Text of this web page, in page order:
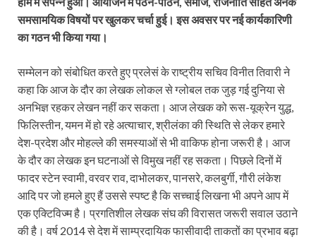
समसामयिक विषयों पर खुलकर चर्चा हुई। इस अवसर पर नई कार्यकारिणी
का गठन भी किया गया।
सम्मेलन को संबोधित करते हुए प्रलेसं के राष्ट्रीय सचिव विनीत तिवारी ने
कहा कि आज के दौर का लेखक लोकल से ग्लोबल तक जुड़ गई दुनिया से
अनभिज्ञ रहकर लेखन नहीं कर सकता। आज लेखक को रूस-यूक्रेन युद्ध,
फिलिस्तीन, यमन में हो रहे अत्याचार, श्रीलंका की स्थिति से लेकर हमारे
देश-प्रदेश और मोहल्ले की समस्याओं से भी वाकिफ होना जरूरी है। आज
के दौर का लेखक इन घटनाओं से विमुख नहीं रह सकता। पिछले दिनों में
फादर स्टेन स्वामी, वरवर राव, दाभोलकर, पानसरे, कलबुर्गी, गौरी लंकेश
आदि पर जो हमले हुए हैं उससे स्पष्ट है कि सच्चाई लिखना भी अपने आप में
एक एक्टिविज्म है। प्रगतिशील लेखक संघ की विरासत जरूरी सवाल उठाने
की है। वर्ष 2014 से देश में साम्प्रदायिक फासीवादी ताकतों का प्रभाव बढ़ा